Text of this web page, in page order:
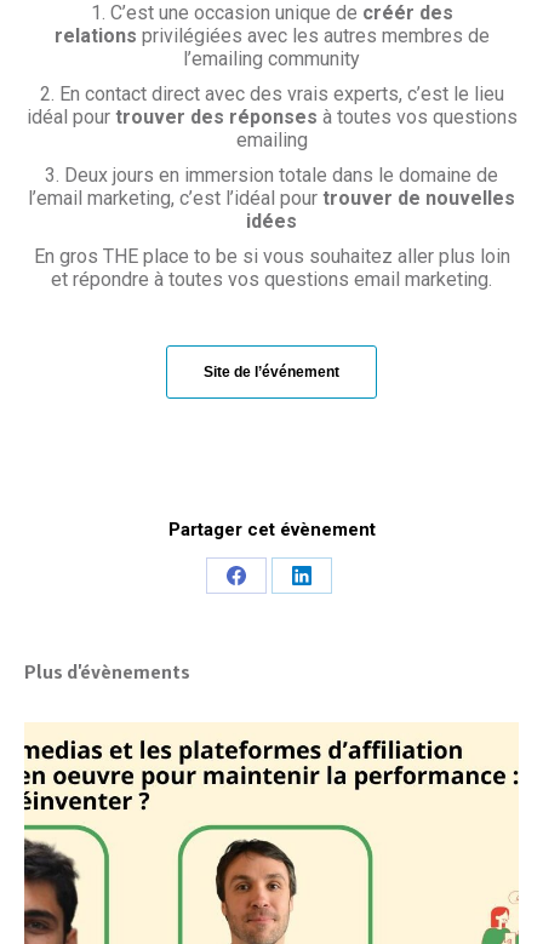
1. C’est une occasion unique de créér des
relations privilégiées avec les autres membres de
l’emailing community
2. En contact direct avec des vrais experts, c’est le lieu
idéal pour trouver des réponses à toutes vos questions
emailing
3. Deux jours en immersion totale dans le domaine de
l’email marketing, c’est l’idéal pour trouver de nouvelles
idées
En gros THE place to be si vous souhaitez aller plus loin
et répondre à toutes vos questions email marketing.
Site de l’événement
Partager cet évènement
Share
Share
Plus d'évènements